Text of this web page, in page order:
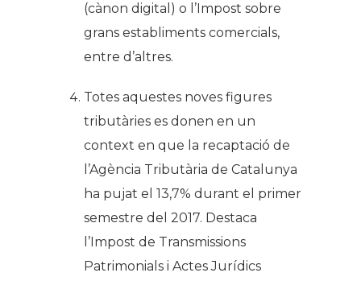
(cànon digital) o l’Impost sobre
grans establiments comercials,
entre d’altres.
Totes aquestes noves figures
tributàries es donen en un
context en que la recaptació de
l’Agència Tributària de Catalunya
ha pujat el 13,7% durant el primer
semestre del 2017. Destaca
l’Impost de Transmissions
Patrimonials i Actes Jurídics